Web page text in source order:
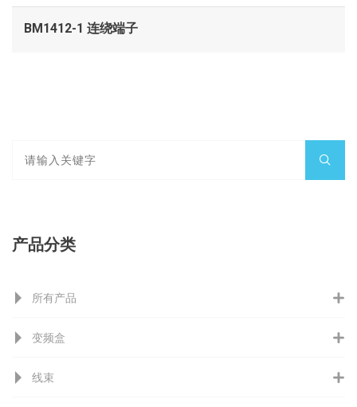
BM1412-1 连绕端子
产品分类
所有产品
变频盒
线束